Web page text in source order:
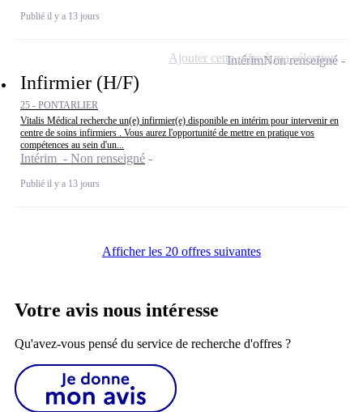
Publié il y a 13 jours
Infirmier (H/F)
25 - PONTARLIER
Vitalis Médical recherche un(e) infirmier(e) disponible en intérim pour intervenir en
centre de soins infirmiers . Vous aurez l'opportunité de mettre en pratique vos
compétences au sein d'un...
Intérim - Non renseigné
Publié il y a 13 jours
IntérimNon renseigné
Ajouter cette offre à ma sélection
Afficher les 20 offres suivantes
Votre avis nous intéresse
Qu'avez-vous pensé du service de recherche d'offres ?